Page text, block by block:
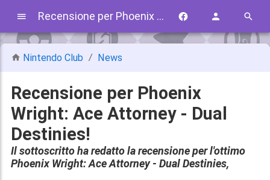
Recensione per Phoenix Wright: Ace Attorney - Dual Destinies!
Nintendo Club News
Recensione per Phoenix
Wright: Ace Attorney - Dual
Destinies!
Il sottoscritto ha redatto la recensione per l'ottimo
Phoenix Wright: Ace Attorney - Dual Destinies,